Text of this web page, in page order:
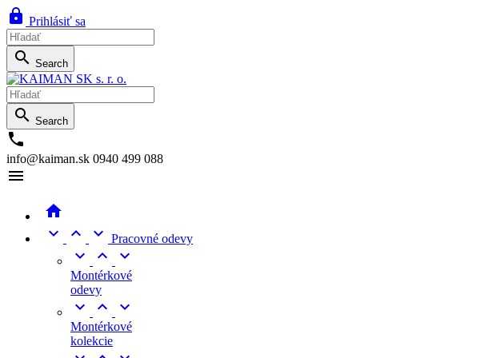
 Prihlásiť sa
 Search
 Search

info@kaiman.sk 0940 499 088



  Pracovné odevy
  
Montérkové
odevy
  
Montérkové
kolekcie